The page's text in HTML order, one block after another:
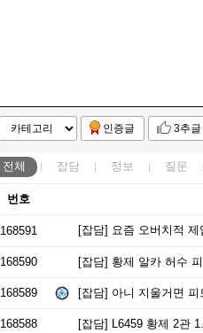
인증글 3추글
전체 잡담 정보 질문
번호
168591 [잡담] 요즘 오버치적
168590 [잡담] 황제 알카 허수
168589 [잡담] 아니 지울거면
168588 [잡담] L6459 황제 2관